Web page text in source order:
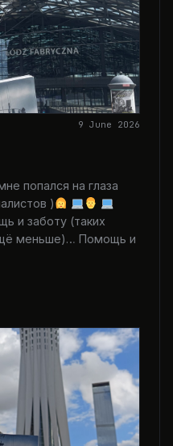
9 June 2026
попался на глаза
)
и заботу (таких
меньше)… Помощь и